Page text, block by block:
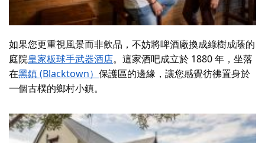
如果您更重視風景而非飲品，不妨將啤酒廠換成綠樹成蔭的
庭院皇家板球手武器酒店。這家酒吧成立於 1880 年，坐落
在黑鎮 (Blacktown） 保護區的邊緣，讓您感覺彷彿置身於
一個古樸的鄉村小鎮。